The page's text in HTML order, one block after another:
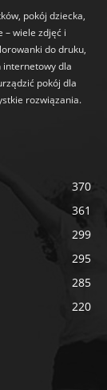
pokój dziecka,
– wiele zdjęć i
do druku,
internetowy dla
pokój dla
rozwiązania.
370
361
299
295
285
220